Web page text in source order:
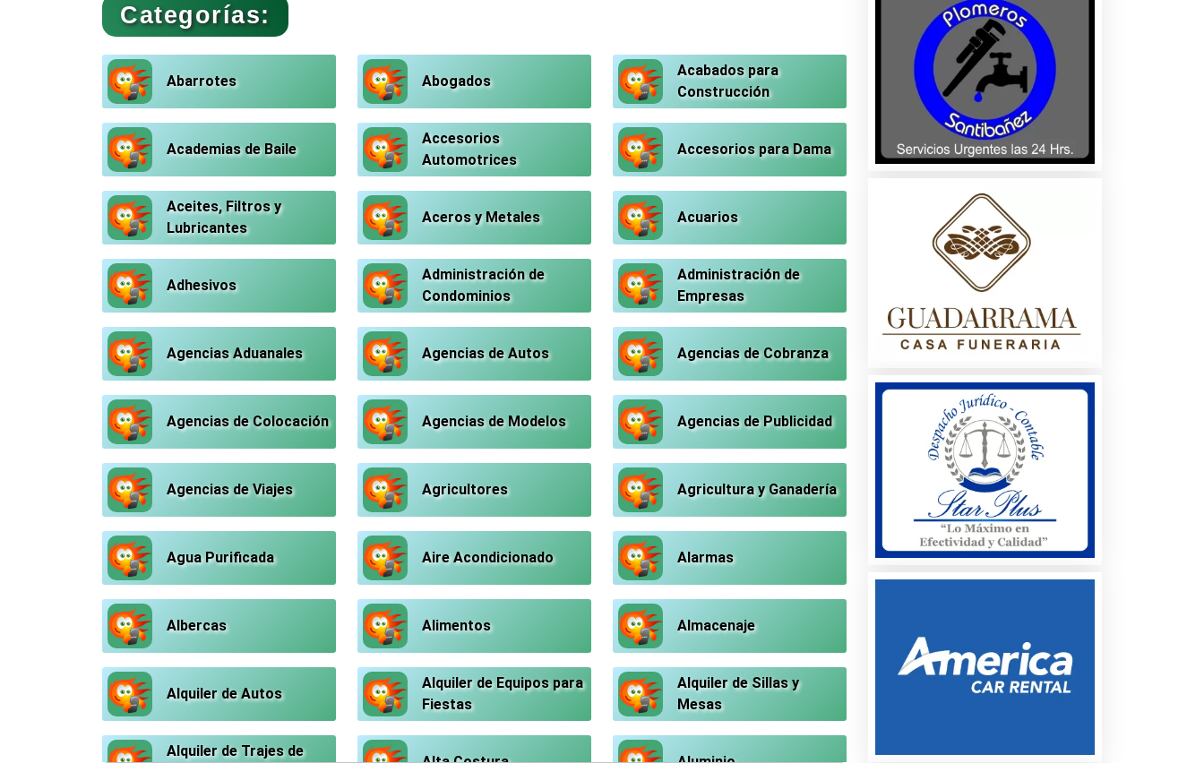
Categorías:
Abarrotes Abogados
Acabados para
Construcción
Academias de Baile
Accesorios
Automotrices
Accesorios para Dama
Aceites, Filtros y
Lubricantes
Aceros y Metales Acuarios
Adhesivos
Administración de
Condominios
Administración de
Empresas
Agencias Aduanales Agencias de Autos Agencias de Cobranza
Agencias de Colocación Agencias de Modelos Agencias de Publicidad
Agencias de Viajes Agricultores Agricultura y Ganadería
Agua Purificada Aire Acondicionado Alarmas
Albercas Alimentos Almacenaje
Alquiler de Autos
Alquiler de Equipos para
Fiestas
Alquiler de Sillas y
Mesas
Alquiler de Trajes de